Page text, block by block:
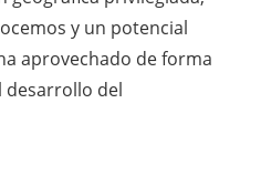
y un potencial
aprovechado de forma
desarrollo del